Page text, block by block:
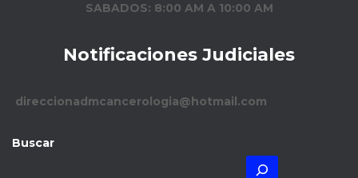
SABADOS: 8:00 AM A 10:00 AM
Notificaciones Judiciales
direccionadmcancerologia@hotmail.com
Buscar